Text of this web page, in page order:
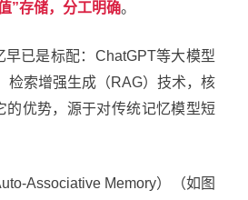
”存储，分工明确。
早已是标配：ChatGPT等大模型
检索增强生成（RAG）技术，核
的优势，源于对传统记忆模型短
Associative Memory）
（如图